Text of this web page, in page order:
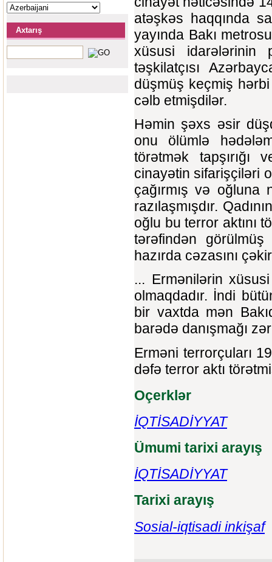
Axtarış
atəşkəs haqqında
yayında Bakı
xüsusi idarələrinin
təşkilatçısı
düşmüş keçmiş
cəlb etmişdilər.
Həmin şəxs əsir
onu ölümlə
törətmək tapşırığı
cinayətin sifarişçiləri
çağırmış və
razılaşmışdır.
oğlu bu terror aktını
tərəfindən
hazırda cəzasını
... Ermənilərin
olmaqdadır. İndi
bir vaxtda mən
barədə danışmağı
Erməni terrorçuları
dəfə terror aktı
Oçerklər
İQTİSADİYYAT
Ümumi tarixi arayış
İQTİSADİYYAT
Tarixi arayış
Sosial-iqtisadi inkişaf